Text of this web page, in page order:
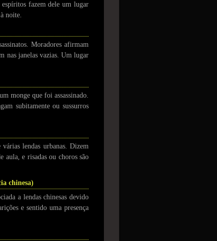
espíritos fazem dele um lugar
noite.
Moradores afirmam
nas janelas vazias. Um lugar
monge que foi assassinado.
subitamente ou sussurros
lendas urbanas. Dizem
aula, e risadas ou choros são
chinesa)
a lendas chinesas devido
e sentido uma presença